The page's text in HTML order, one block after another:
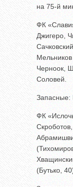
на 75-й
ФК
Джигеро,
Черноок,
Соловей.
Запасные:
ФК
(Бутько,